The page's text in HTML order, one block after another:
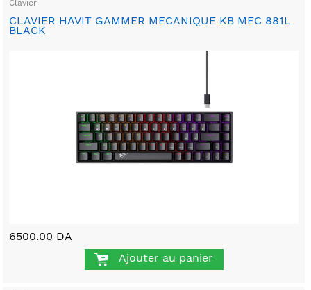
Clavier
CLAVIER HAVIT GAMMER MECANIQUE KB MEC 881L
BLACK
6500.00 DA
Ajouter au panier